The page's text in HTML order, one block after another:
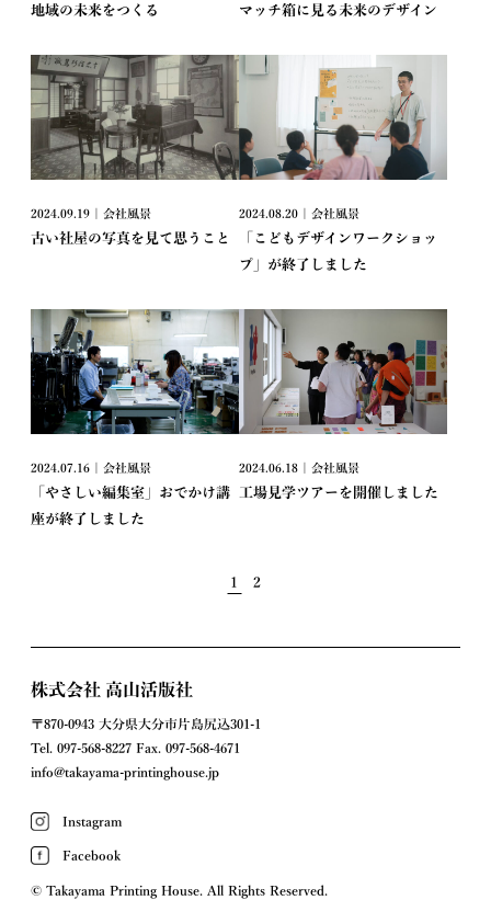
地域の未来をつくる マッチ箱に見る未来のデザイン
2024.09.19 | 会社風景
古い社屋の写真を見て思うこと
2024.08.20 | 会社風景
「こどもデザインワークショッ
プ」が終了しました
2024.07.16 | 会社風景
「やさしい編集室」おでかけ講
座が終了しました
2024.06.18 | 会社風景
工場見学ツアーを開催しました
1 2
株式会社 高山活版社
〒870-0943 大分県大分市片島尻込301-1
Tel. 097-568-8227 Fax. 097-568-4671
info@takayama-printinghouse.jp
Instagram
Facebook
© Takayama Printing House. All Rights Reserved.